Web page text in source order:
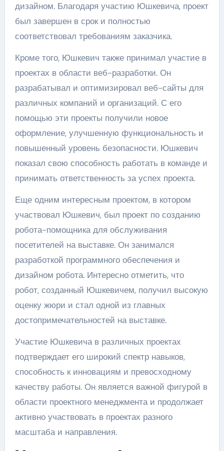
дизайном. Благодаря участию Юшкевича, проект
был завершен в срок и полностью
соответствовал требованиям заказчика.
Кроме того, Юшкевич также принимал участие в
проектах в области веб-разработки. Он
разрабатывал и оптимизировал веб-сайты для
различных компаний и организаций. С его
помощью эти проекты получили новое
оформление, улучшенную функциональность и
повышенный уровень безопасности. Юшкевич
показал свою способность работать в команде и
принимать ответственность за успех проекта.
Еще одним интересным проектом, в котором
участвовал Юшкевич, был проект по созданию
робота-помощника для обслуживания
посетителей на выставке. Он занимался
разработкой программного обеспечения и
дизайном робота. Интересно отметить, что
робот, созданный Юшкевичем, получил высокую
оценку жюри и стал одной из главных
достопримечательностей на выставке.
Участие Юшкевича в различных проектах
подтверждает его широкий спектр навыков,
способность к инновациям и превосходному
качеству работы. Он является важной фигурой в
области проектного менеджмента и продолжает
активно участвовать в проектах разного
масштаба и направления.